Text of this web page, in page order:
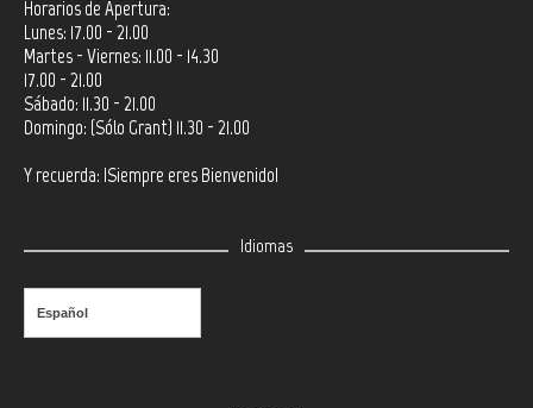
Horarios de Apertura:
Lunes: 17.00 - 21.00
Martes - Viernes: 11.00 - 14.30
17.00 - 21.00
Sábado: 11.30 - 21.00
Domingo: (Sólo Grant) 11.30 - 21.00
Y recuerda: ¡Siempre eres Bienvenido!
Idiomas
Español